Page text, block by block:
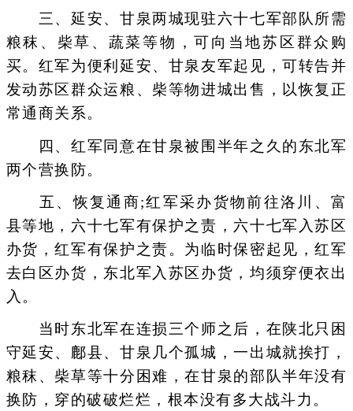
三、延安、甘泉两城现驻六十七军部队所需
粮秣、柴草、蔬菜等物，可向当地苏区群众购
买。红军为便利延安、甘泉友军起见，可转告并
发动苏区群众运粮、柴等物进城出售，以恢复正
常通商关系。
四、红军同意在甘泉被围半年之久的东北军
两个营换防。
五、恢复通商;红军采办货物前往洛川、富
县等地，六十七军有保护之责，六十七军入苏区
办货，红军有保护之责。为临时保密起见，红军
去白区办货，东北军入苏区办货，均须穿便衣出
入。
当时东北军在连损三个师之后，在陕北只困
守延安、鄜县、甘泉几个孤城，一出城就挨打，
粮秣、柴草等十分困难，在甘泉的部队半年没有
换防，穿的破破烂烂，根本没有多大战斗力。